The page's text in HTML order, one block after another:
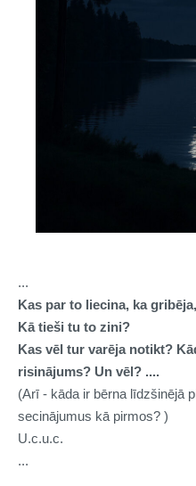
...
Kas par to liecina, ka
Kā tieši tu to zini?
Kas vēl tur varēja notikt?
risinājums? Un vēl? ....
(Arī - kāda ir bērna līdzšinējā
secinājumus kā pirmos? )
U.c.u.c.
...